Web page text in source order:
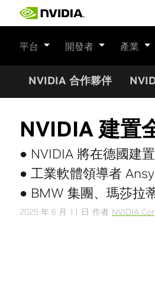
平台 開發者 產業
NVIDIA 合作夥伴
NVIDIA 建置
● NVIDIA 將在德國建
● 工業軟體領導者
● BMW 集團、瑪莎拉
2025 年 6 月 11 日 作者 NVIDIA